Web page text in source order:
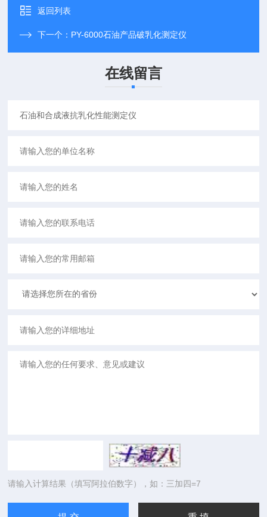
返回列表
下一个： PY-6000石油产品破乳化测定仪
在线留言
请输入计算结果（填写阿拉伯数字），如：三加四=7